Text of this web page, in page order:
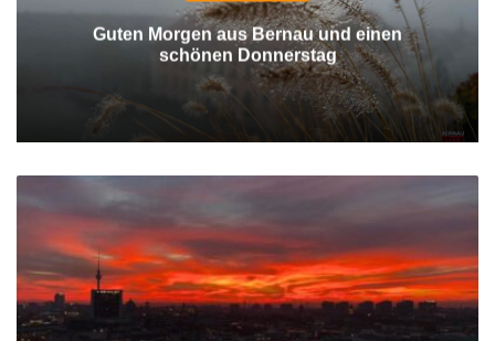
Guten Morgen aus Bernau und einen
schönen Donnerstag